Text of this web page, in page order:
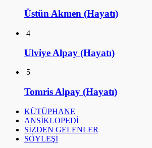
Üstün Akmen (Hayatı)
4
Ulviye Alpay (Hayatı)
5
Tomris Alpay (Hayatı)
KÜTÜPHANE
ANSİKLOPEDİ
SİZDEN GELENLER
SÖYLEŞİ